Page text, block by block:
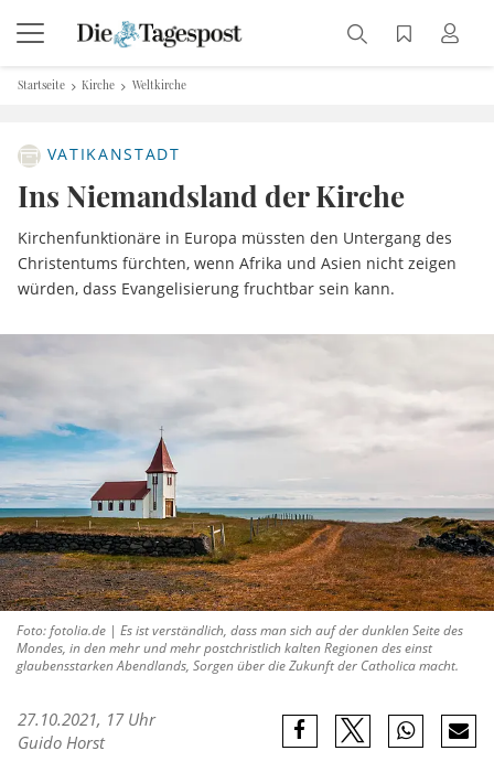
Startseite Kirche Weltkirche
VATIKANSTADT
Ins Niemandsland der Kirche
Kirchenfunktionäre in Europa müssten den Untergang des
Christentums fürchten, wenn Afrika und Asien nicht zeigen
würden, dass Evangelisierung fruchtbar sein kann.
Foto: fotolia.de | Es ist verständlich, dass man sich auf der dunklen Seite des
Mondes, in den mehr und mehr postchristlich kalten Regionen des einst
glaubensstarken Abendlands, Sorgen über die Zukunft der Catholica macht.
27.10.2021, 17 Uhr
Guido Horst